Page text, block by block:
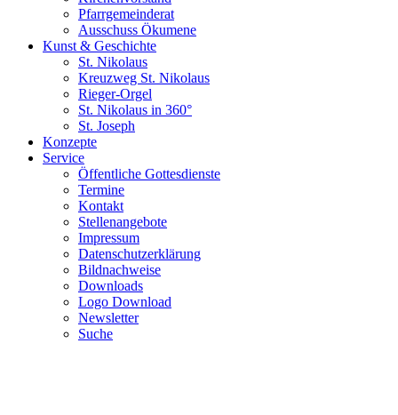
Pfarrgemeinderat
Ausschuss Ökumene
Kunst & Geschichte
St. Nikolaus
Kreuzweg St. Nikolaus
Rieger-Orgel
St. Nikolaus in 360°
St. Joseph
Konzepte
Service
Öffentliche Gottesdienste
Termine
Kontakt
Stellenangebote
Impressum
Datenschutzerklärung
Bildnachweise
Downloads
Logo Download
Newsletter
Suche